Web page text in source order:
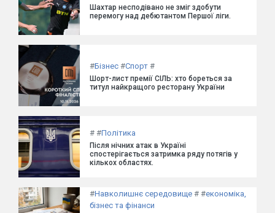
Шахтар несподівано не зміг здобути
перемогу над дебютантом Першої ліги.
#Бізнес #Спорт #
Шорт-лист премії СІЛЬ: хто бореться за
титул найкращого ресторану України
# #Політика
Після нічних атак в Україні
спостерігається затримка ряду потягів у
кількох областях.
#Навколишнє середовище # #економіка,
бізнес та фінанси